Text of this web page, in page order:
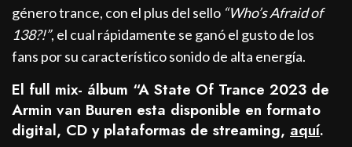
género trance, con el plus del sello “Who’s Afraid of
138?!”, el cual rápidamente se ganó el gusto de los
fans por su característico sonido de alta energía.
El full mix- álbum “A State Of Trance 2023 de
Armin van Buuren esta disponible en formato
digital, CD y plataformas de streaming, aquí.